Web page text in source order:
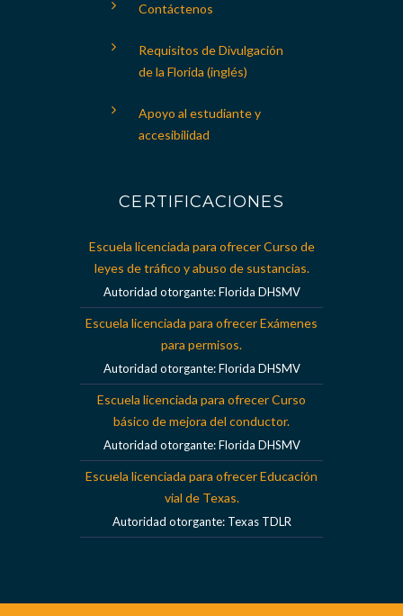
Contáctenos
Requisitos de Divulgación
de la Florida (inglés)
Apoyo al estudiante y
accesibilidad
CERTIFICACIONES
Escuela licenciada para ofrecer Curso de
leyes de tráfico y abuso de sustancias.
Autoridad otorgante: Florida DHSMV
Escuela licenciada para ofrecer Exámenes
para permisos.
Autoridad otorgante: Florida DHSMV
Escuela licenciada para ofrecer Curso
básico de mejora del conductor.
Autoridad otorgante: Florida DHSMV
Escuela licenciada para ofrecer Educación
vial de Texas.
Autoridad otorgante: Texas TDLR